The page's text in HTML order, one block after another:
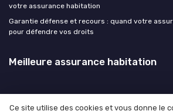
votre assurance habitation
Garantie défense et recours : quand votre
pour défendre vos droits
Meilleure assurance habitation
Ce site utilise des cookies et vous donne le